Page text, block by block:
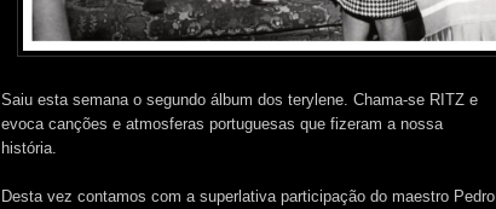
Saiu esta semana o segundo álbum dos terylene. Chama-se RITZ e
evoca canções e atmosferas portuguesas que fizeram a nossa
história.
Desta vez contamos com a superlativa participação do maestro Pedro